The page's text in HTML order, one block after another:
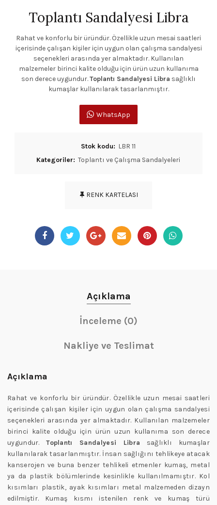
Toplantı Sandalyesi Libra
Rahat ve konforlu bir üründür. Özellikle uzun mesai saatleri
içerisinde çalışan kişiler için uygun olan çalışma sandalyesi
seçenekleri arasında yer almaktadır. Kullanılan
malzemeler birinci kalite olduğu için ürün uzun kullanıma
son derece uygundur.Toplantı Sandalyesi Libra sağlıklı
kumaşlar kullanılarak tasarlanmıştır.
WhatsApp
Stok kodu: LBR 11
Kategoriler: Toplantı ve Çalışma Sandalyeleri
RENK KARTELASI
Açıklama
İnceleme (0)
Nakliye ve Teslimat
Açıklama
Rahat ve konforlu bir üründür. Özellikle uzun mesai saatleri
içerisinde çalışan kişiler için uygun olan çalışma sandalyesi
seçenekleri arasında yer almaktadır. Kullanılan malzemeler
birinci kalite olduğu için ürün uzun kullanıma son derece
uygundur.Toplantı Sandalyesi Libra sağlıklı kumaşlar
kullanılarak tasarlanmıştır. İnsan sağlığını tehlikeye atacak
kanserojen ve buna benzer tehlikeli etmenler kumaş, metal
ya da plastik bölümlerinde kesinlikle kullanılmamıştır. Kol
kısımları plastik, ayak kısımları metal malzemeden dizayn
edilmiştir. Kumaş kısmı istenilen renk ve kumaş türü